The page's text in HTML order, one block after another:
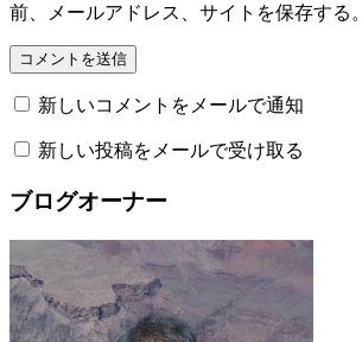
前、メールアドレス、サイトを保存する。
新しいコメントをメールで通知
新しい投稿をメールで受け取る
ブログオーナー